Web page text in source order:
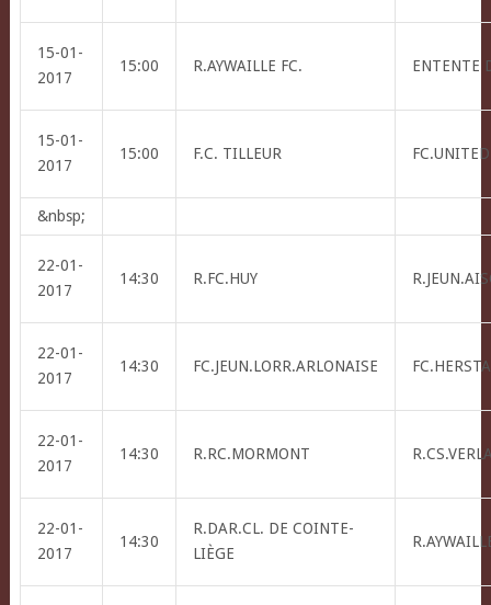
15-01-
2017
15:00 R.AYWAILLE FC. ENTENTE
15-01-
2017
15:00 F.C. TILLEUR
&nbsp;
22-01-
2017
14:30 R.FC.HUY
22-01-
2017
14:30 FC.JEUN.LORR.ARLONAISE
22-01-
2017
14:30 R.RC.MORMONT
22-01-
2017
14:30
R.DAR.CL. DE COINTE-
LIÈGE